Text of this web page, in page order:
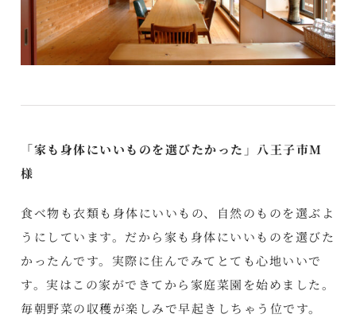
「家も身体にいいものを選びたかった」八王子市M
様
食べ物も衣類も身体にいいもの、自然のものを選ぶよ
うにしています。だから家も身体にいいものを選びた
かったんです。実際に住んでみてとても心地いいで
す。実はこの家ができてから家庭菜園を始めました。
毎朝野菜の収穫が楽しみで早起きしちゃう位です。